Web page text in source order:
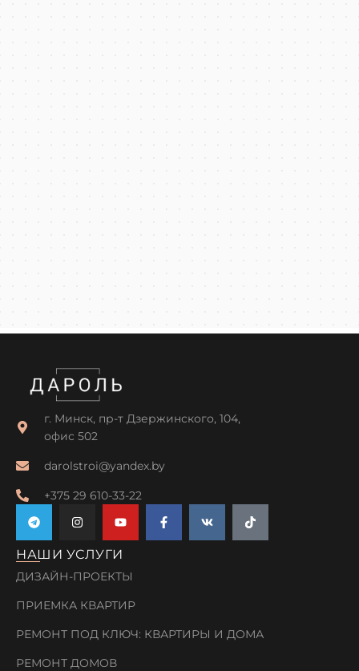
г. Минск, пр-т Дзержинского, 104,
офис 502
darolstroi@yandex.by
+375 29 610-33-22
НАШИ УСЛУГИ
ДИЗАЙН-ПРОЕКТЫ
ПРИЕМКА КВАРТИР
РЕМОНТ ПОД КЛЮЧ: КВАРТИРЫ И ДОМА
РЕМОНТ ДОМОВ